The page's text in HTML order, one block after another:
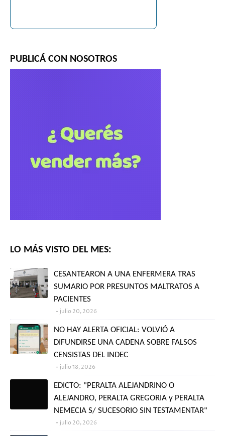
PUBLICÁ CON NOSOTROS
LO MÁS VISTO DEL MES:
CESANTEARON A UNA ENFERMERA TRAS
SUMARIO POR PRESUNTOS MALTRATOS A
PACIENTES
julio 20, 2026
NO HAY ALERTA OFICIAL: VOLVIÓ A
DIFUNDIRSE UNA CADENA SOBRE FALSOS
CENSISTAS DEL INDEC
julio 18, 2026
EDICTO: "PERALTA ALEJANDRINO O
ALEJANDRO, PERALTA GREGORIA y PERALTA
NEMECIA S/ SUCESORIO SIN TESTAMENTAR"
julio 20, 2026